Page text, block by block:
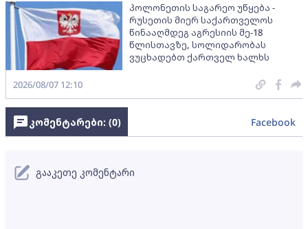
პოლონეთის საგარეო უწყება -
რუსეთის მიერ საქართველოს
წინააღმდეგ აგრესიის მე-18
წლისთავზე, სოლიდარობას
ვუცხადებთ ქართველ ხალხს
2026/08/07 12:10
კომენტარები: (0) Facebook
გააკეთე კომენტარი